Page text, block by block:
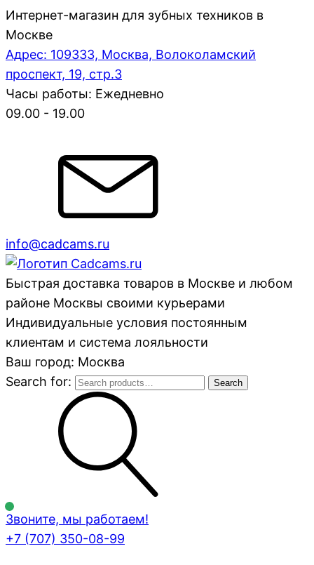
Интернет-магазин для зубных техников в
Москве
Адрес: 109333, Москва, Волоколамский
проспект, 19, стр.3
Часы работы: Ежедневно
09.00 - 19.00
info@cadcams.ru
Быстрая доставка товаров в Москве и любом
районе Москвы своими курьерами
Индивидуальные условия постоянным
клиентам и система лояльности
Ваш город: Москва
Search for:
Search
Звоните, мы работаем!
+7 (707) 350-08-99